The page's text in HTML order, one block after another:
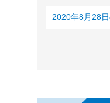
2020年8月28